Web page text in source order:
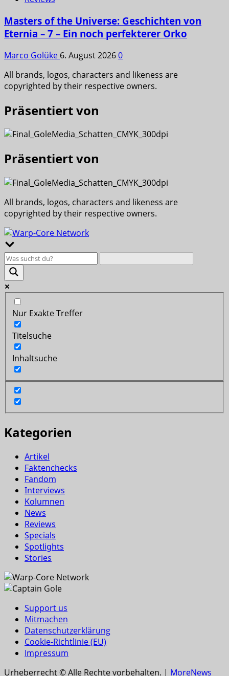
Masters of the Universe: Geschichten von
Eternia – 7 – Ein noch perfekterer Orko
Marco Golüke 6. August 20260
All brands, logos, characters and likeness are
copyrighted by their respective owners.
Präsentiert von
Präsentiert von
All brands, logos, characters and likeness are
copyrighted by their respective owners.
Nur Exakte Treffer
Titelsuche
Inhaltsuche
Kategorien
Artikel
Faktenchecks
Fandom
Interviews
Kolumnen
News
Reviews
Specials
Spotlights
Stories
Support us
Mitmachen
Datenschutzerklärung
Cookie-Richtlinie (EU)
Impressum
Urheberrecht © Alle Rechte vorbehalten. | MoreNews